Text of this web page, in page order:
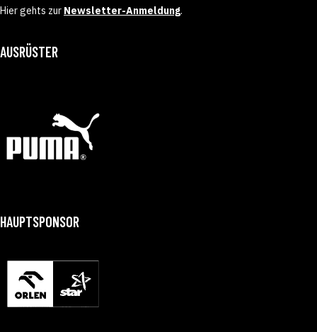
Hier gehts zur Newsletter-Anmeldung.
AUSRÜSTER
HAUPTSPONSOR